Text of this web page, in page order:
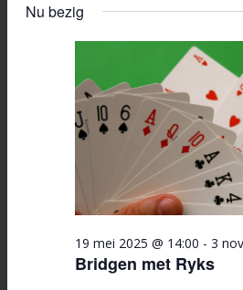
30
2025
een
Nu bezig
Bridgen met Ryks
19 mei 2025 @ 14:00 - 3